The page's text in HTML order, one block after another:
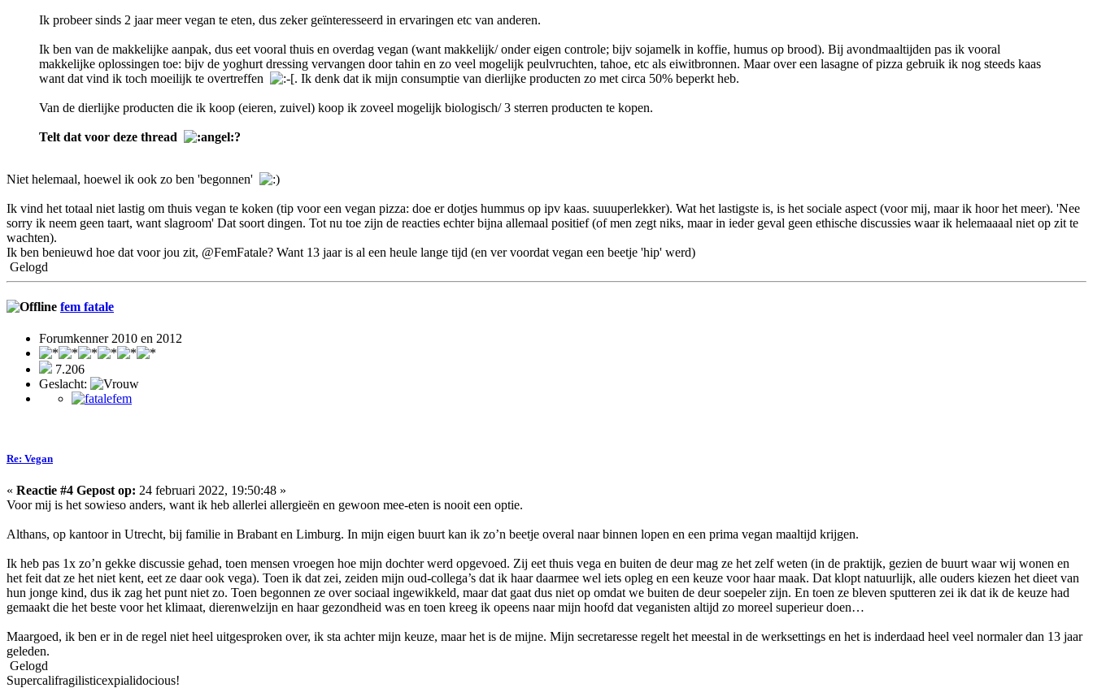
Ik probeer sinds 2 jaar meer vegan te eten, dus zeker geïnteresseerd in ervaringen etc van anderen.
Ik ben van de makkelijke aanpak, dus eet vooral thuis en overdag vegan (want makkelijk/ onder eigen controle; bijv sojamelk in koffie, humus op brood). Bij avondmaaltijden pas ik vooral
makkelijke oplossingen toe: bijv de yoghurt dressing vervangen door tahin en zo veel mogelijk peulvruchten, tahoe, etc als eiwitbronnen. Maar over een lasagne of pizza gebruik ik nog steeds kaas
want dat vind ik toch moeilijk te overtreffen
. Ik denk dat ik mijn consumptie van dierlijke producten zo met circa 50% beperkt heb.
Van de dierlijke producten die ik koop (eieren, zuivel) koop ik zoveel mogelijk biologisch/ 3 sterren producten te kopen.
Telt dat voor deze thread ?
Niet helemaal, hoewel ik ook zo ben 'begonnen'
Ik vind het totaal niet lastig om thuis vegan te koken (tip voor een vegan pizza: doe er dotjes hummus op ipv kaas. suuuperlekker). Wat het lastigste is, is het sociale aspect (voor mij, maar ik hoor het meer). 'Nee
sorry ik neem geen taart, want slagroom' Dat soort dingen. Tot nu toe zijn de reacties echter bijna allemaal positief (of men zegt niks, maar in ieder geval geen ethische discussies waar ik helemaaaal niet op zit te
wachten).
Ik ben benieuwd hoe dat voor jou zit, @FemFatale? Want 13 jaar is al een heule lange tijd (en ver voordat vegan een beetje 'hip' werd)
Gelogd
fem fatale
Forumkenner 2010 en 2012
7.206
Geslacht:
Re: Vegan
« Reactie #4 Gepost op: 24 februari 2022, 19:50:48 »
Voor mij is het sowieso anders, want ik heb allerlei allergieën en gewoon mee-eten is nooit een optie.
Althans, op kantoor in Utrecht, bij familie in Brabant en Limburg. In mijn eigen buurt kan ik zo’n beetje overal naar binnen lopen en een prima vegan maaltijd krijgen.
Ik heb pas 1x zo’n gekke discussie gehad, toen mensen vroegen hoe mijn dochter werd opgevoed. Zij eet thuis vega en buiten de deur mag ze het zelf weten (in de praktijk, gezien de buurt waar wij wonen en
het feit dat ze het niet kent, eet ze daar ook vega). Toen ik dat zei, zeiden mijn oud-collega’s dat ik haar daarmee wel iets opleg en een keuze voor haar maak. Dat klopt natuurlijk, alle ouders kiezen het dieet van
hun jonge kind, dus ik zag het punt niet zo. Toen begonnen ze over sociaal ingewikkeld, maar dat gaat dus niet op omdat we buiten de deur soepeler zijn. En toen ze bleven sputteren zei ik dat ik de keuze had
gemaakt die het beste voor het klimaat, dierenwelzijn en haar gezondheid was en toen kreeg ik opeens naar mijn hoofd dat veganisten altijd zo moreel superieur doen…
Maargoed, ik ben er in de regel niet heel uitgesproken over, ik sta achter mijn keuze, maar het is de mijne. Mijn secretaresse regelt het meestal in de werksettings en het is inderdaad heel veel normaler dan 13 jaar
geleden.
Gelogd
Supercalifragilisticexpialidocious!